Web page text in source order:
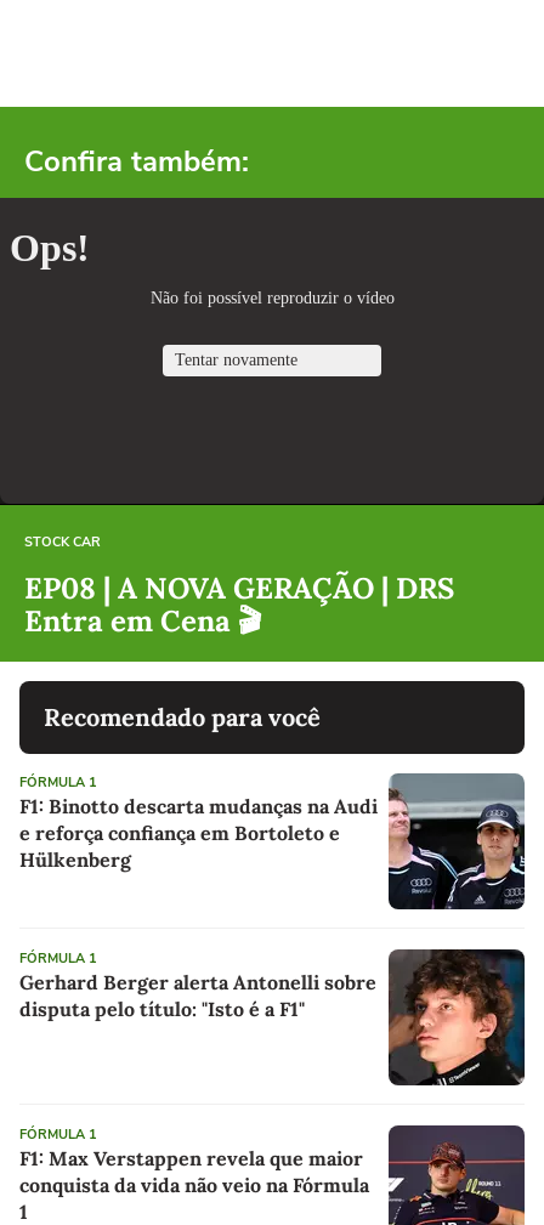
Confira também:
STOCK CAR
EP08 | A NOVA GERAÇÃO | DRS
Entra em Cena 🎬
Recomendado para você
FÓRMULA 1
F1: Binotto descarta mudanças na Audi
e reforça confiança em Bortoleto e
Hülkenberg
FÓRMULA 1
Gerhard Berger alerta Antonelli sobre
disputa pelo título: "Isto é a F1"
FÓRMULA 1
F1: Max Verstappen revela que maior
conquista da vida não veio na Fórmula
1